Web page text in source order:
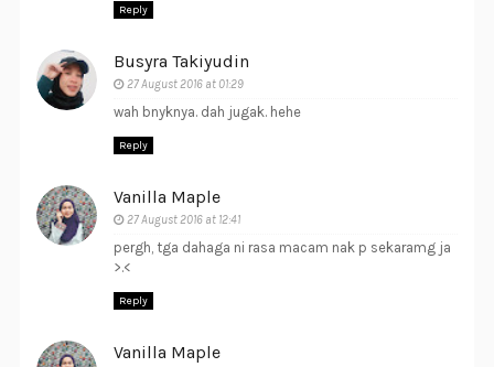
Reply
Busyra Takiyudin
27 August 2016 at 01:29
wah bnyknya. dah jugak. hehe
Reply
Vanilla Maple
27 August 2016 at 12:41
pergh, tga dahaga ni rasa macam nak p sekaramg ja
>.<
Reply
Vanilla Maple